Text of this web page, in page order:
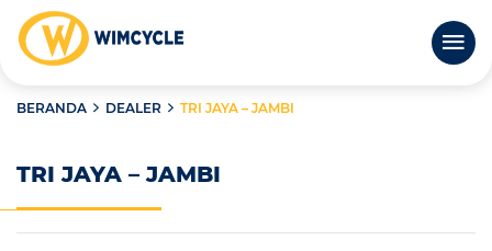
BERANDA DEALER TRI JAYA – JAMBI
TRI JAYA – JAMBI